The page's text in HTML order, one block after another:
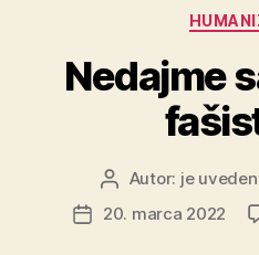
Nedajme
Autor
článku
Autor: je
Dátum
20. marca 2022